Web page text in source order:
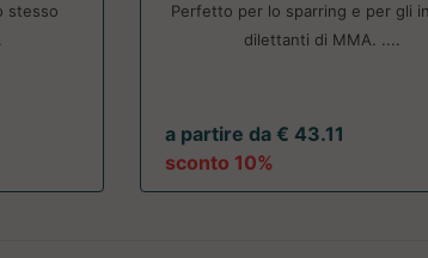
stesso
Perfetto per lo sparring e per gli
dilettanti di MMA. ....
a partire da € 43.11
sconto 10%